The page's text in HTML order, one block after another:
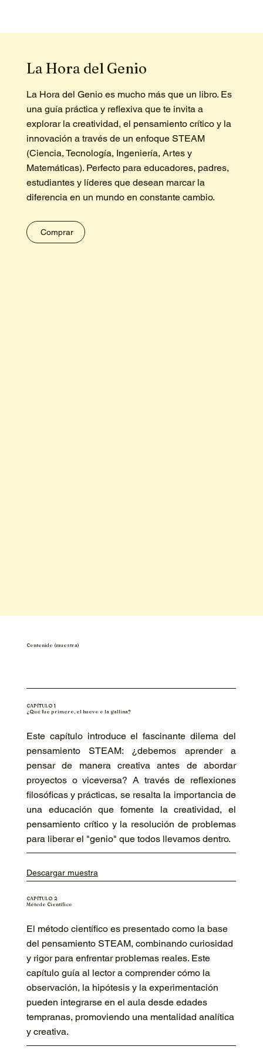
La Hora del Genio
La Hora del Genio es mucho más que un libro. Es
una guía práctica y reflexiva que te invita a
explorar la creatividad, el pensamiento crítico y la
innovación a través de un enfoque STEAM
(Ciencia, Tecnología, Ingeniería, Artes y
Matemáticas). Perfecto para educadores, padres,
estudiantes y líderes que desean marcar la
diferencia en un mundo en constante cambio.
Comprar
Contenido (muestra)
CAPÍTULO 1
¿Qué fue primero, el huevo o la gallina?
Este capítulo introduce el fascinante dilema del
pensamiento STEAM: ¿debemos aprender a
pensar de manera creativa antes de abordar
proyectos o viceversa? A través de reflexiones
filosóficas y prácticas, se resalta la importancia de
una educación que fomente la creatividad, el
pensamiento crítico y la resolución de problemas
para liberar el "genio" que todos llevamos dentro.
Descargar muestra
CAPÍTULO 2
Método Científico
El método científico es presentado como la base
del pensamiento STEAM, combinando curiosidad
y rigor para enfrentar problemas reales. Este
capítulo guía al lector a comprender cómo la
observación, la hipótesis y la experimentación
pueden integrarse en el aula desde edades
tempranas, promoviendo una mentalidad analítica
y creativa.